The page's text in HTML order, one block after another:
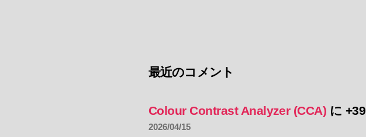
最近のコメント
Colour Contrast Analyzer (CCA) に +39
2026/04/15